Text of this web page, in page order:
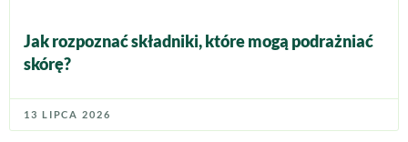
Jak rozpoznać składniki, które mogą podrażniać
skórę?
13 LIPCA 2026